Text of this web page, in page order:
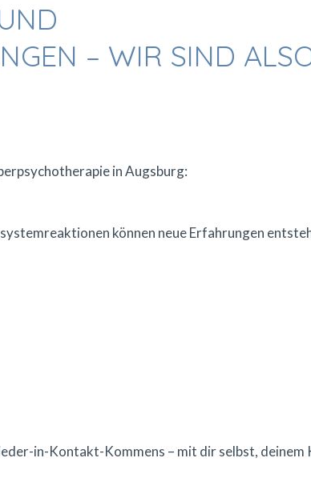
– WIR SIND
in Augsburg:
können neue Erfahrungen
in-Kontakt-Kommens – mit dir selbst, deinem